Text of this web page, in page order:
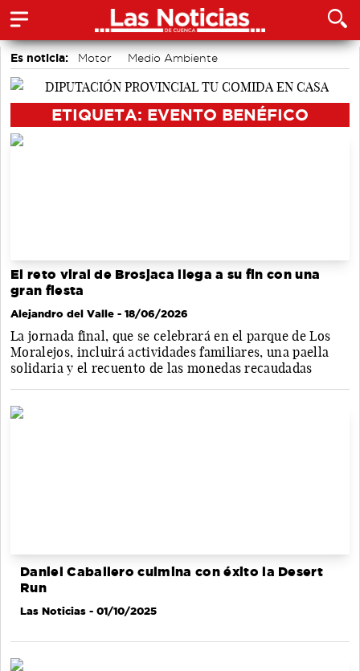
Es noticia: Motor
Medio Ambiente
accidentes laborales
ETIQUETA: EVENTO BENÉFICO
El reto viral de Brosjaca llega a su fin con una
gran fiesta
Alejandro del Valle - 18/06/2026
La jornada final, que se celebrará en el parque de Los
Moralejos, incluirá actividades familiares, una paella
solidaria y el recuento de las monedas recaudadas
Daniel Caballero culmina con éxito la Desert
Run
Las Noticias - 01/10/2025